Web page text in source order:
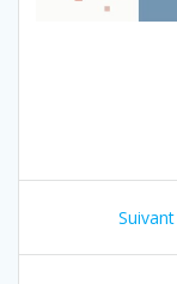
de
Suivant